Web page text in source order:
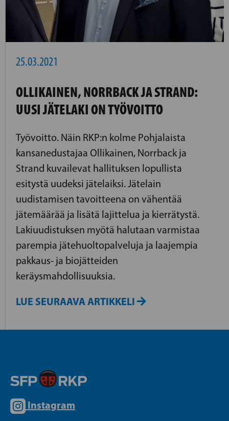
25.03.2021
OLLIKAINEN, NORRBACK JA STRAND:
UUSI JÄTELAKI ON TYÖVOITTO
Työvoitto. Näin RKP:n kolme Pohjalaista
kansanedustajaa Ollikainen, Norrback ja
Strand kuvailevat hallituksen lopullista
esitystä uudeksi jätelaiksi. Jätelain
uudistamisen tavoitteena on vähentää
jätemäärää ja lisätä lajittelua ja kierrätystä.
Lakiuudistuksen myötä halutaan varmistaa
parempia jätehuoltopalveluja ja laajempia
pakkaus- ja biojätteiden
keräysmahdollisuuksia.
LUE SEURAAVA ARTIKKELI
Instagram